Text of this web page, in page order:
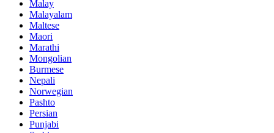
Malay
Malayalam
Maltese
Maori
Marathi
Mongolian
Burmese
Nepali
Norwegian
Pashto
Persian
Punjabi